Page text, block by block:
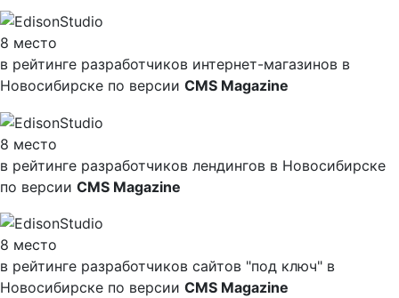
8 место
в рейтинге разработчиков интернет-магазинов в
Новосибирске по версии CMS Magazine
8 место
в рейтинге разработчиков лендингов в Новосибирске
по версии CMS Magazine
8 место
в рейтинге разработчиков сайтов "под ключ" в
Новосибирске по версии CMS Magazine